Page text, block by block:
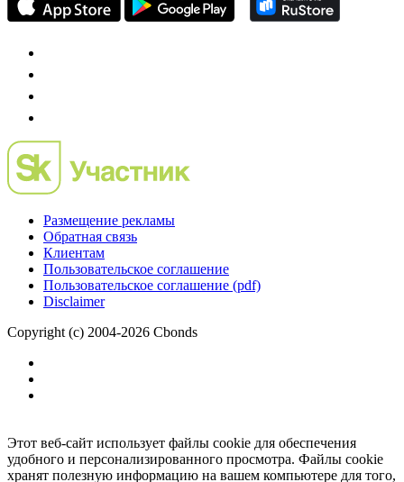
Размещение рекламы
Обратная связь
Клиентам
Пользовательское соглашение
Пользовательское соглашение (pdf)
Disclaimer
Copyright (c) 2004-2026 Cbonds
Этот веб-сайт использует файлы cookie для обеспечения
удобного и персонализированного просмотра. Файлы cookie
хранят полезную информацию на вашем компьютере для того,